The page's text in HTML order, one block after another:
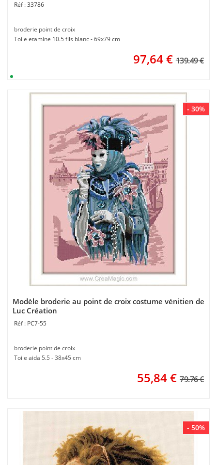
33786
broderie point de croix
Toile etamine 10.5 fils blanc - 69x79 cm
97,64€ 139.49 €
- 30%
Modèle broderie au point de croix costume vénitien de
Luc Création
PC7-55
broderie point de croix
Toile aida 5.5 - 38x45 cm
55,84€ 79.76 €
- 50%